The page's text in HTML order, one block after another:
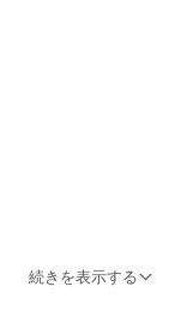
続きを表示する